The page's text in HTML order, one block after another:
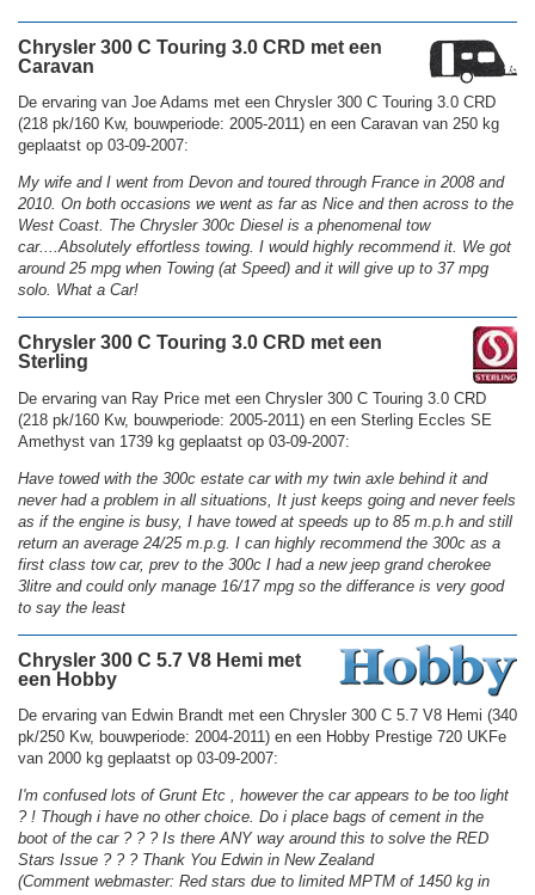
Chrysler 300 C Touring 3.0 CRD met een
Caravan
De ervaring van Joe Adams met een Chrysler 300 C Touring 3.0 CRD
(218 pk/160 Kw, bouwperiode: 2005-2011) en een Caravan van 250 kg
geplaatst op 03-09-2007:
My wife and I went from Devon and toured through France in 2008 and
2010. On both occasions we went as far as Nice and then across to the
West Coast. The Chrysler 300c Diesel is a phenomenal tow
car....Absolutely effortless towing. I would highly recommend it. We got
around 25 mpg when Towing (at Speed) and it will give up to 37 mpg
solo. What a Car!
Chrysler 300 C Touring 3.0 CRD met een
Sterling
De ervaring van Ray Price met een Chrysler 300 C Touring 3.0 CRD
(218 pk/160 Kw, bouwperiode: 2005-2011) en een Sterling Eccles SE
Amethyst van 1739 kg geplaatst op 03-09-2007:
Have towed with the 300c estate car with my twin axle behind it and
never had a problem in all situations, It just keeps going and never feels
as if the engine is busy, I have towed at speeds up to 85 m.p.h and still
return an average 24/25 m.p.g. I can highly recommend the 300c as a
first class tow car, prev to the 300c I had a new jeep grand cherokee
3litre and could only manage 16/17 mpg so the differance is very good
to say the least
Chrysler 300 C 5.7 V8 Hemi met
een Hobby
De ervaring van Edwin Brandt met een Chrysler 300 C 5.7 V8 Hemi (340
pk/250 Kw, bouwperiode: 2004-2011) en een Hobby Prestige 720 UKFe
van 2000 kg geplaatst op 03-09-2007:
I'm confused lots of Grunt Etc , however the car appears to be too light
? ! Though i have no other choice. Do i place bags of cement in the
boot of the car ? ? ? Is there ANY way around this to solve the RED
Stars Issue ? ? ? Thank You Edwin in New Zealand
(Comment webmaster: Red stars due to limited MPTM of 1450 kg in